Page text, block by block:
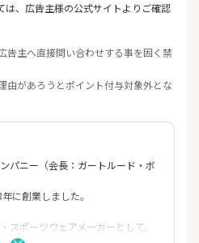
は、広告主様の公式サイトよりご確認
告主へ直接問い合わせする事を固く禁
由があろうとポイント付与対象外とな
パニー（会長：ガートルード・ボ
に創業しました。
スポーツウェアメーカーとして、